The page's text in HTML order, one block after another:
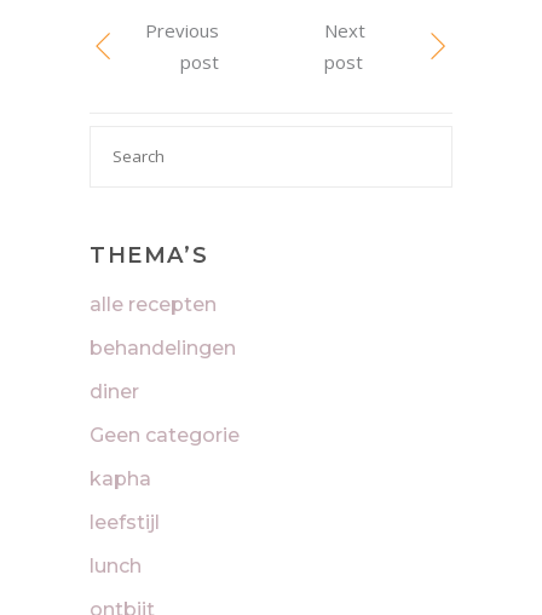
Previous
post
Next
post
THEMA’S
alle recepten
behandelingen
diner
Geen categorie
kapha
leefstijl
lunch
ontbijt